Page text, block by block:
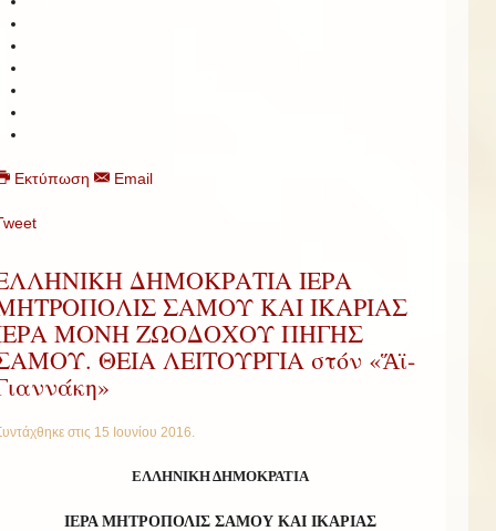
Εκτύπωση Email
ΔΗΜΟΚΡΑΤΙΑ ΙΕΡΑ
ΣΑΜΟΥ ΚΑΙ ΙΚΑΡΙΑΣ 
ΜΟΝΗ ΖΩΟΔΟΧΟΥ ΠΗΓΗΣ
ΘΕΙΑ ΛΕΙΤΟΥΡΓΙΑ στόν «Ἅϊ-
στις 15 Ιουνίου 2016.
ΕΛΛΗΝΙΚΗ ΔΗΜΟΚΡΑΤΙΑ
ΙΕΡΑ ΜΗΤΡΟΠΟΛΙΣ ΣΑΜΟΥ ΚΑΙ ΙΚΑΡΙΑΣ